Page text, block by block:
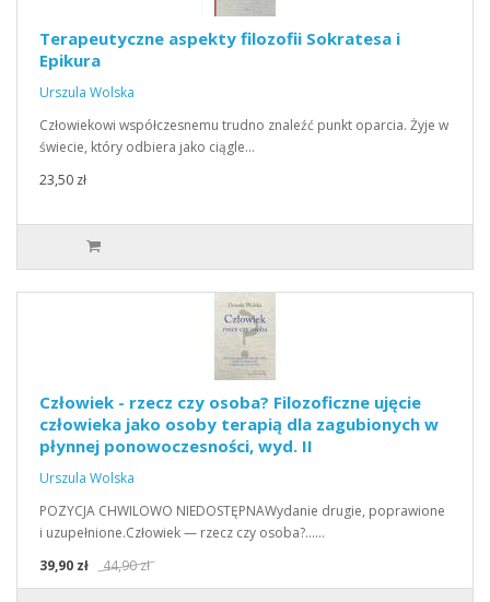
Terapeutyczne aspekty filozofii Sokratesa i
Epikura
Urszula Wolska
Człowiekowi współczesnemu trudno znaleźć punkt oparcia. Żyje w
świecie, który odbiera jako ciągle…
23,50 zł
Człowiek - rzecz czy osoba? Filozoficzne ujęcie
człowieka jako osoby terapią dla zagubionych w
płynnej ponowoczesności, wyd. II
Urszula Wolska
POZYCJA CHWILOWO NIEDOSTĘPNAWydanie drugie, poprawione
i uzupełnione.Człowiek — rzecz czy osoba?...…
39,90 zł
44,90 zł